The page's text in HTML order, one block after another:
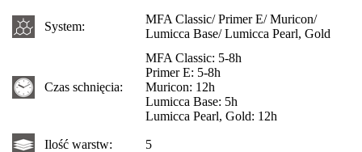
System:
MFA Classic/ Primer E/ Muricon/
Lumicca Base/ Lumicca Pearl, Gold
Czas schnięcia:
MFA Classic: 5-8h
Primer E: 5-8h
Muricon: 12h
Lumicca Base: 5h
Lumicca Pearl, Gold: 12h
Ilość warstw: 5